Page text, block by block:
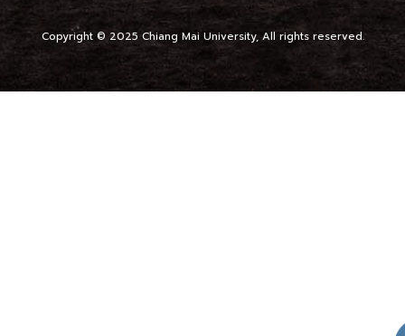
Copyright © 2025 Chiang Mai University, All rights reserved.